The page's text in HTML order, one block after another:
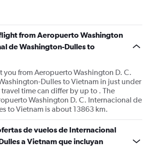
from Aeropuerto Washington
de Washington-Dulles to
you from Aeropuerto Washington D. C.
Dulles to Vietnam in just under
time can differ by up to . The
Washington D. C. Internacional de
to Vietnam is about 13863 km.
de vuelos de Internacional
a Vietnam que incluyan